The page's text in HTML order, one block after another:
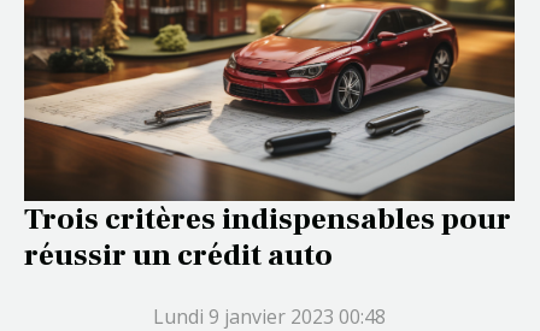
Trois critères indispensables pour
réussir un crédit auto
Lundi 9 janvier 2023 00:48